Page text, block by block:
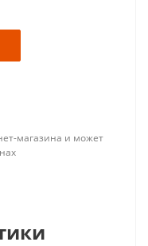
магазина и может